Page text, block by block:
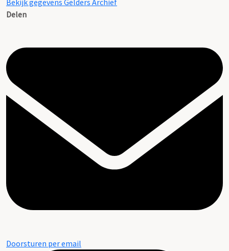
Bekijk gegevens Gelders Archief
Delen
Doorsturen per email